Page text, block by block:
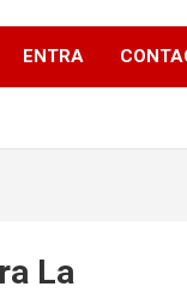
ENTRA
La